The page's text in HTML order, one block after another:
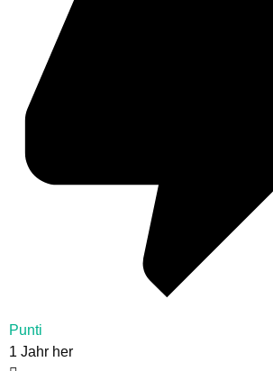
Punti
1 Jahr her